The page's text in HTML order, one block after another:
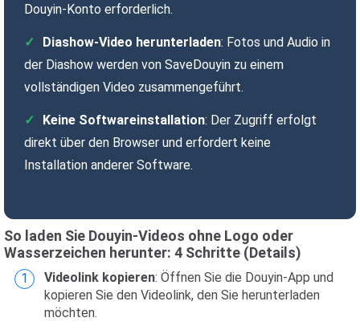
Douyin-Konto erforderlich.
Diashow-Video herunterladen: Fotos und Audio in
der Diashow werden von SaveDouyin zu einem
vollständigen Video zusammengeführt.
Keine Softwareinstallation: Der Zugriff erfolgt
direkt über den Browser und erfordert keine
Installation anderer Software.
So laden Sie Douyin-Videos ohne Logo oder
Wasserzeichen herunter: 4 Schritte (Details)
Videolink kopieren: Öffnen Sie die Douyin-App und
kopieren Sie den Videolink, den Sie herunterladen
möchten.